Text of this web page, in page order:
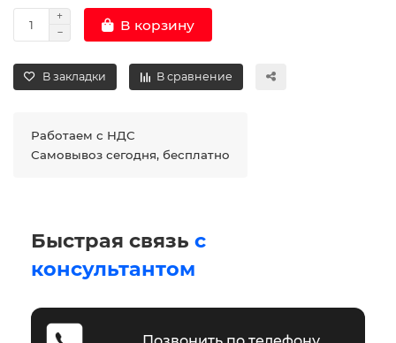
В корзину
В закладки В сравнение
Работаем с НДС
Самовывоз сегодня, бесплатно
Быстрая связь с
консультантом